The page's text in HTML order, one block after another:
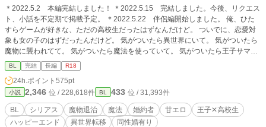
＊2022.5.2 本編完結しました！ ＊2022.5.15 完結しました。今後、リクエス
ト、小話を不定期で掲載予定。 ＊2022.5.22 伴侶編開始しました。 俺、ひた
すらゲームが好きな、ただの高校生だったはずなんだけど。 ついでに、恋愛対
象も女の子のはずだったんだけど。 気がついたら異世界にいて。 気がついたら
魔物に襲われてて。 気がついたら魔法を使っていて。 気がついたら王子サマか
ら溺愛されて…ました？ 俺、杉原瑛、１７歳。 結局、俺も、その王子サマを大
好きになってしまったので。 この異世界で、魔法とゲーム知識でなんとかした
いと思います。 ＊＊＊＊＊＊＊＊＊＊ ＊Ｒ１８表現は予告なく入ります。 ＊ム
ーンライトノベルズさんでも掲載しています。 ＊リクエスト受付中。
BL 完結 長編 R18
24h.ポイント 575pt
小説 2,346 位 / 228,618件 BL 433 位 / 31,393件
BL シリアス 魔物退治 魔法 婚約者 甘エロ
王子✕高校生
ハッピーエンド
異世界転移 同性婚有り